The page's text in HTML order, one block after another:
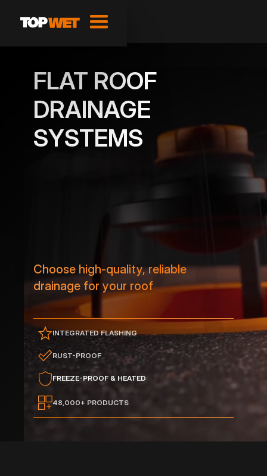
FLAT ROOF
DRAINAGE
SYSTEMS
SHOW PRODUCTS
Choose high-quality, reliable
drainage for your roof
INTEGRATED FLASHING
RUST-PROOF
FREEZE-PROOF & HEATED
48,000+ PRODUCTS